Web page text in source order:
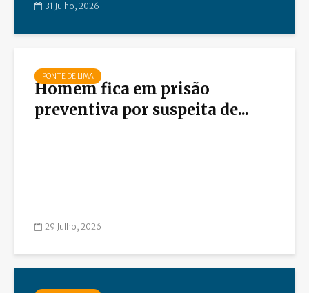
31 Julho, 2026
PONTE DE LIMA
Homem fica em prisão
preventiva por suspeita de...
29 Julho, 2026